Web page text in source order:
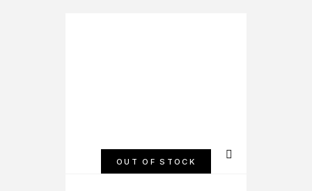
OUT OF STOCK